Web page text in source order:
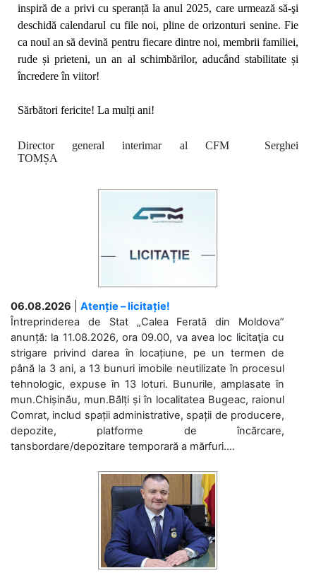
inspiră de a privi cu speranță la anul 2025, care urmează să-şi
deschidă calendarul cu file noi, pline de orizonturi senine. Fie
ca noul an sădevină pentru fiecare dintre noi, membrii familiei,
rude și prieteni,un an al schimbărilor, aducând stabilitate și
încredere în viitor!
Sărbători fericite! La mulți ani!
Director general interimar al CFM Serghei
TOMȘA
06.08.2026
Atenție – licitație!
Întreprinderea de Stat „Calea Ferată din Moldova”
anunță: la 11.08.2026, ora 09.00, va avea loc licitaţia cu
strigare privind darea în locațiune, pe un termen de
până la 3 ani, a 13 bunuri imobile neutilizate în procesul
tehnologic, expuse în 13 loturi. Bunurile, amplasate în
mun.Chișinău, mun.Bălți și în localitatea Bugeac, raionul
Comrat, includ spații administrative, spații de producere,
depozite, platforme de încărcare,
tansbordare/depozitare temporară a mărfuri....